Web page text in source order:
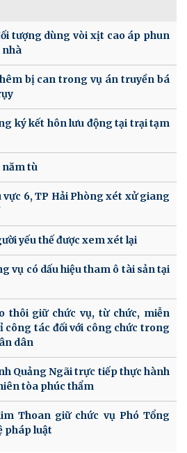
tượng dùng vòi xịt cao áp phun
nhà
bị can trong vụ án truyền bá
ký kết hôn lưu động tại trại tạm
năm tù
vực 6, TP Hải Phòng xét xử giang
yếu thế được xem xét lại
vụ có dấu hiệu tham ô tài sản tại
thôi giữ chức vụ, từ chức, miễn
công tác đối với công chức trong
dân
Quảng Ngãi trực tiếp thực hành
tòa phúc thẩm
Thoan giữ chức vụ Phó Tổng
pháp luật